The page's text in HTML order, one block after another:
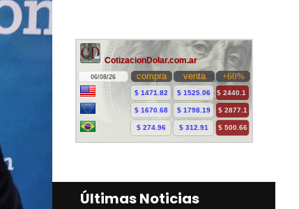
Últimas Noticias